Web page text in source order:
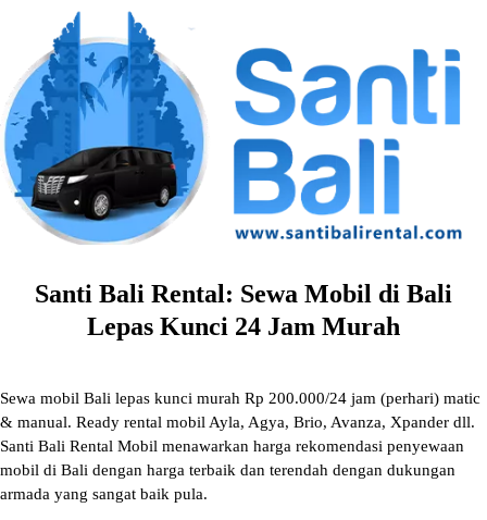
content
Santi Bali Rental: Sewa Mobil di Bali
Lepas Kunci 24 Jam Murah
Sewa mobil Bali lepas kunci murah Rp 200.000/24 jam (perhari) matic
& manual. Ready rental mobil Ayla, Agya, Brio, Avanza, Xpander dll.
Santi Bali Rental Mobil menawarkan harga rekomendasi penyewaan
mobil di Bali dengan harga terbaik dan terendah dengan dukungan
armada yang sangat baik pula.